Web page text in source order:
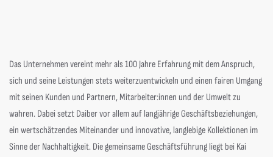
Das Unternehmen vereint mehr als 100 Jahre Erfahrung mit dem Anspruch,
sich und seine Leistungen stets weiterzuentwickeln und einen fairen Umgang
mit seinen Kunden und Partnern, Mitarbeiter:innen und der Umwelt zu
wahren. Dabei setzt Daiber vor allem auf langjährige Geschäftsbeziehungen,
ein wertschätzendes Miteinander und innovative, langlebige Kollektionen im
Sinne der Nachhaltigkeit. Die gemeinsame Geschäftsführung liegt bei Kai